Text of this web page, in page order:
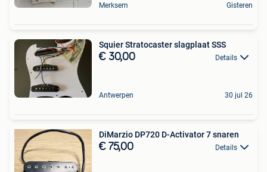
Merksem Gisteren
Squier Stratocaster slagplaat SSS
€ 30,00 Details
Antwerpen 30 jul 26
DiMarzio DP720 D-Activator 7 snaren
€ 75,00 Details